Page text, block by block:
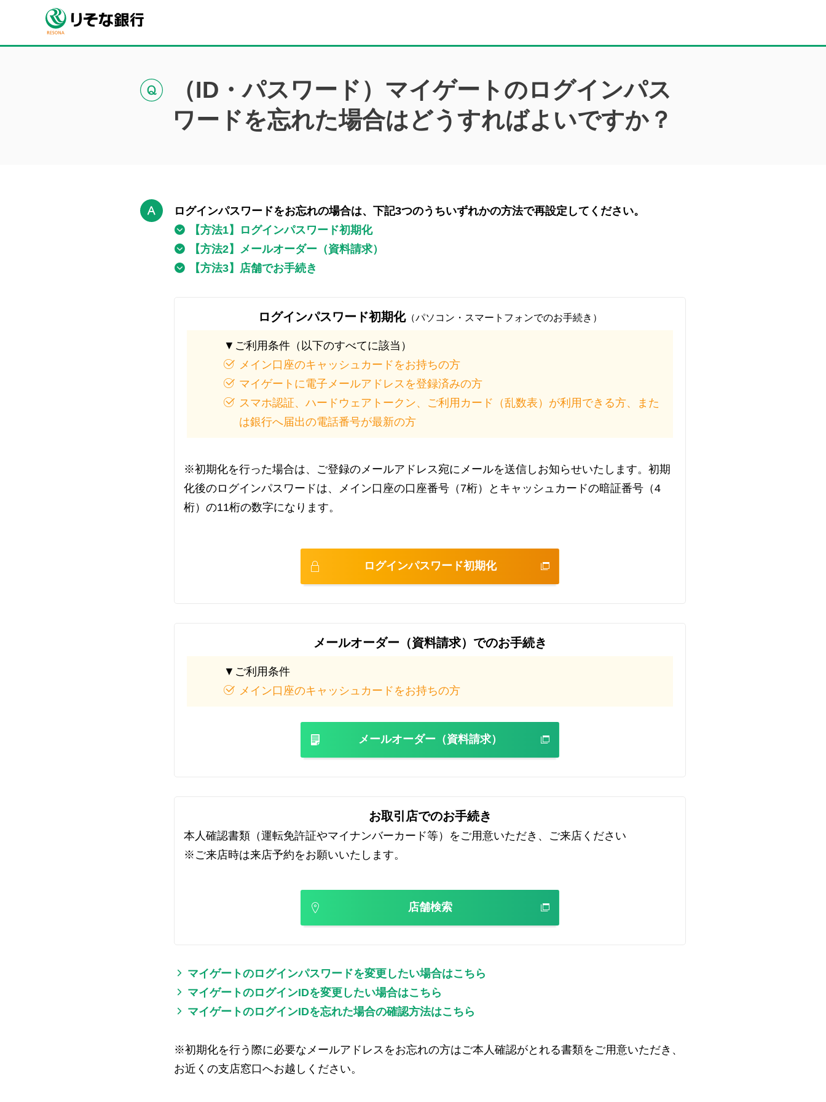
（ID・パスワード）マイゲートのログインパス
ワードを忘れた場合はどうすればよいですか？
ログインパスワードをお忘れの場合は、下記3つのうちいずれかの方法で再設定してください。
【方法1】ログインパスワード初期化
【方法2】メールオーダー（資料請求）
【方法3】店舗でお手続き
ログインパスワード初期化（パソコン・スマートフォンでのお手続き）
▼ご利用条件（以下のすべてに該当）
メイン口座のキャッシュカードをお持ちの方
マイゲートに電子メールアドレスを登録済みの方
スマホ認証、ハードウェアトークン、ご利用カード（乱数表）が利用できる方、また
は銀行へ届出の電話番号が最新の方
※初期化を行った場合は、ご登録のメールアドレス宛にメールを送信しお知らせいたします。初期
化後のログインパスワードは、メイン口座の口座番号（7桁）とキャッシュカードの暗証番号（4
桁）の11桁の数字になります。
ログインパスワード初期化
メールオーダー（資料請求） でのお手続き
▼ご利用条件
メイン口座のキャッシュカードをお持ちの方
メールオーダー（資料請求）
お取引店でのお手続き
本人確認書類（運転免許証やマイナンバーカード等）をご用意いただき、ご来店ください
※ご来店時は来店予約をお願いいたします。
店舗検索
マイゲートのログインパスワードを変更したい場合はこちら
マイゲートのログインIDを変更したい場合はこちら
マイゲートのログインIDを忘れた場合の確認方法はこちら
※初期化を行う際に必要なメールアドレスをお忘れの方はご本人確認がとれる書類をご用意いただき、
お近くの支店窓口へお越しください。